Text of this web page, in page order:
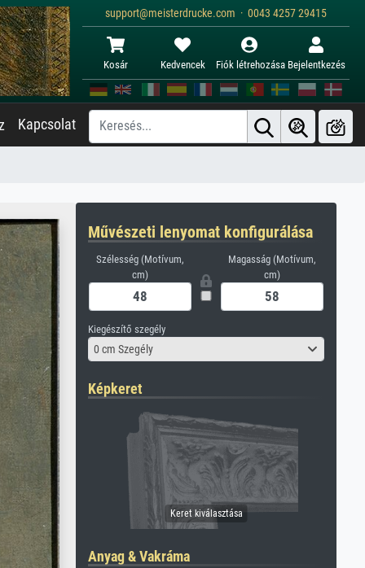
support@meisterdrucke.com · 0043 4257 29415
Kosár Kedvencek Fiók létrehozása Bejelentkezés
Kapcsolat
Művészeti lenyomat konfigurálása
Szélesség (Motívum,
cm)
Magasság (Motívum,
cm)
Kiegészítő szegély
0 cm Szegély
Képkeret
Anyag & Vakráma